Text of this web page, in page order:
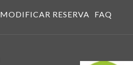
MODIFICAR RESERVA FAQ